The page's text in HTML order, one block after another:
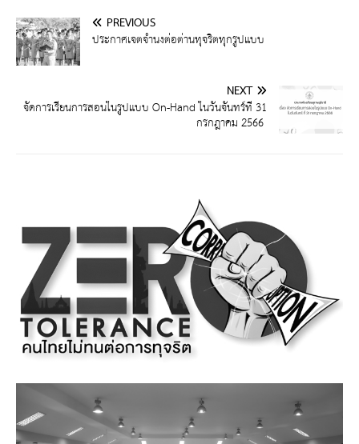
PREVIOUS
ประกาศเจตจำนงต่อต่านทุจริตทุกรูปแบบ
NEXT
จัดการเรียนการสอนในรูปแบบ On-Hand ในวันจันทร์ที่ 31
กรกฎาคม 2566